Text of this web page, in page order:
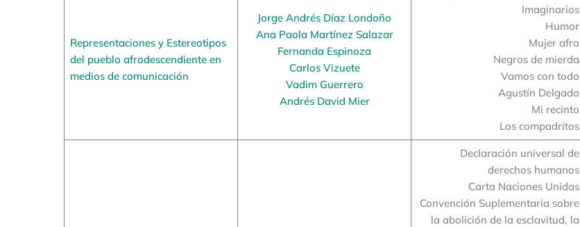
Representaciones y Estereotipos
del pueblo afrodescendiente en
medios de comunicación
Jorge Andrés Díaz Londoño
Ana Paola Martínez Salazar
Fernanda Espinoza
Carlos Vizuete
Vadim Guerrero
Andrés David Mier
Imaginarios
Humor
Mujer afro
Negros de mierda
Vamos con todo
Agustín Delgado
Mi recinto
Los compadritos
Declaración universal de
derechos humanos
Carta Naciones Unidas
Convención Suplementaria sobre
la abolición de la esclavitud, la